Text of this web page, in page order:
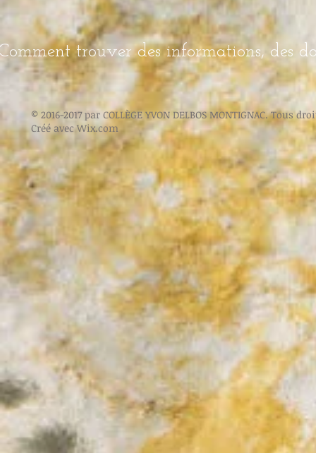
trouver des informations, des
© 2016-2017 par COLLÈGE YVON DELBOS MONTIGNAC. Tous
Créé avec Wix.com